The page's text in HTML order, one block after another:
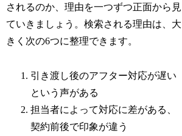
されるのか、理由を一つずつ正面から見
ていきましょう。検索される理由は、大
きく次の6つに整理できます。
引き渡し後のアフター対応が遅い
という声がある
担当者によって対応に差がある、
契約前後で印象が違う